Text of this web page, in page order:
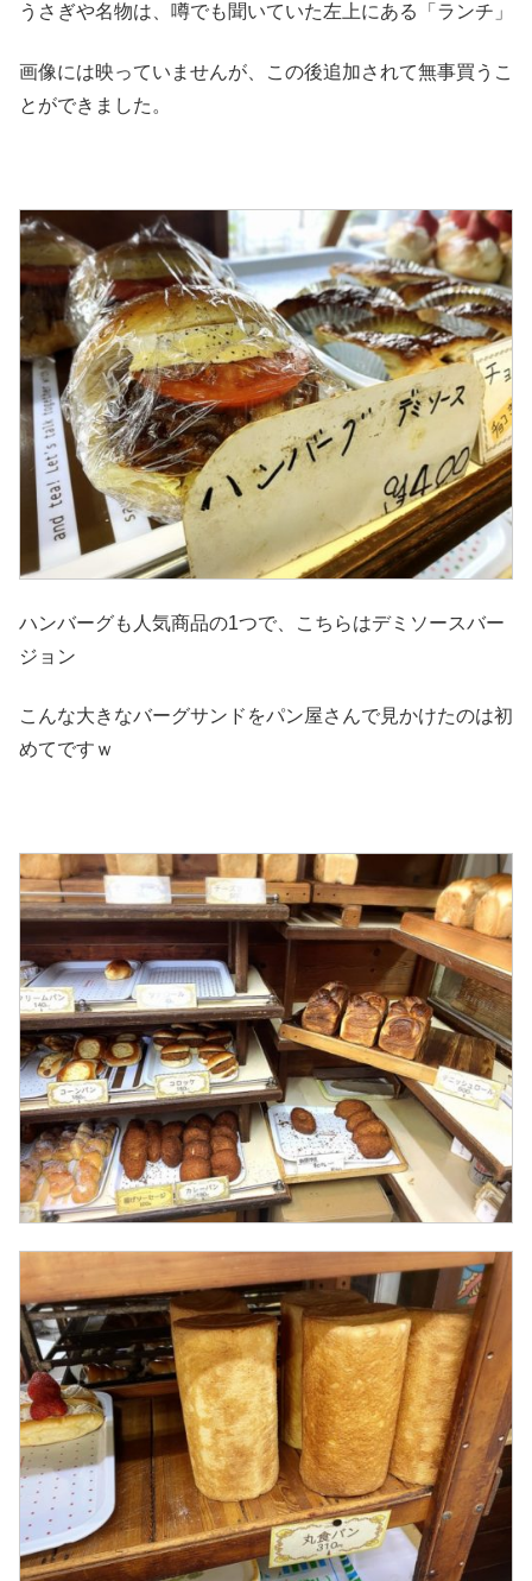
うさぎや名物は、噂でも聞いていた左上にある「ランチ」
画像には映っていませんが、この後追加されて無事買うこ
とができました。
ハンバーグも人気商品の1つで、こちらはデミソースバー
ジョン
こんな大きなバーグサンドをパン屋さんで見かけたのは初
めてですｗ